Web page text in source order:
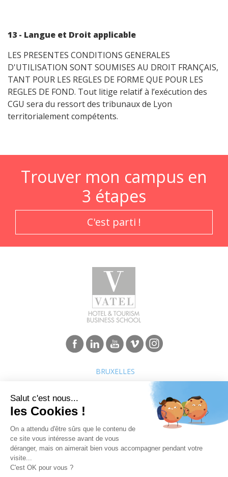
13 - Langue et Droit applicable
LES PRESENTES CONDITIONS GENERALES
D'UTILISATION SONT SOUMISES AU DROIT FRANÇAIS,
TANT POUR LES REGLES DE FORME QUE POUR LES
REGLES DE FOND. Tout litige relatif à l’exécution des
CGU sera du ressort des tribunaux de Lyon
territorialement compétents.
Trouver mon campus en
3 étapes
C'est parti !
BRUXELLES
Programmes
1er cycle - Bachelor
2e cycle - MBA
Carrières et réseau
Métiers de l’hôtellerie tourisme
Classement écoles hôtelières
diplômés Vatel